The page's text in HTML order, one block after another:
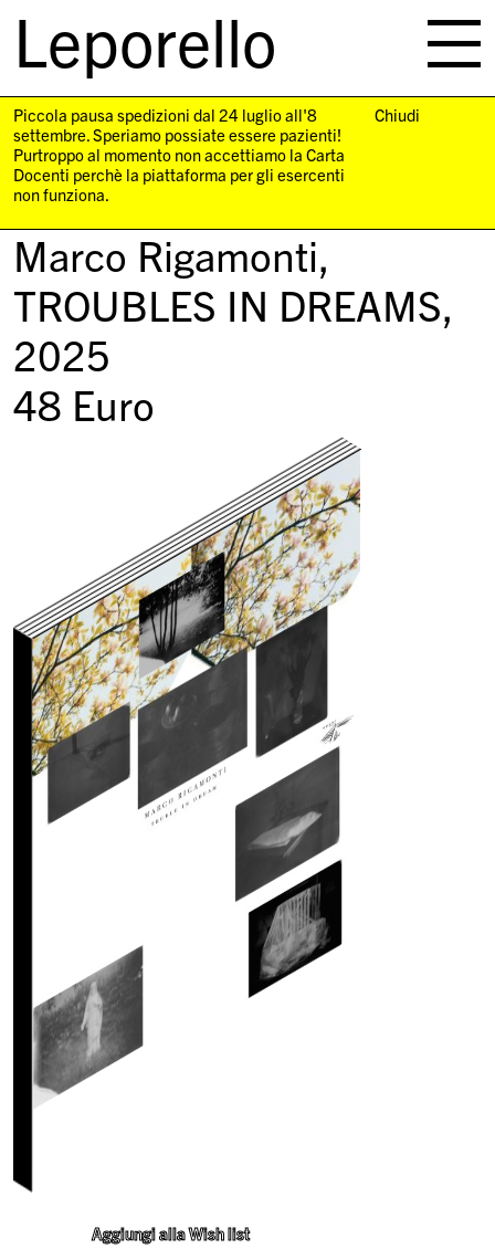
Leporello
navigation
Piccola pausa spedizioni dal 24 luglio all'8
settembre. Speriamo possiate essere pazienti!
Purtroppo al momento non accettiamo la Carta
Docenti perchè la piattaforma per gli esercenti
non funziona.
Chiudi
Marco Rigamonti,
TROUBLES IN DREAMS,
2025
48 Euro
Aggiungi alla Wish list